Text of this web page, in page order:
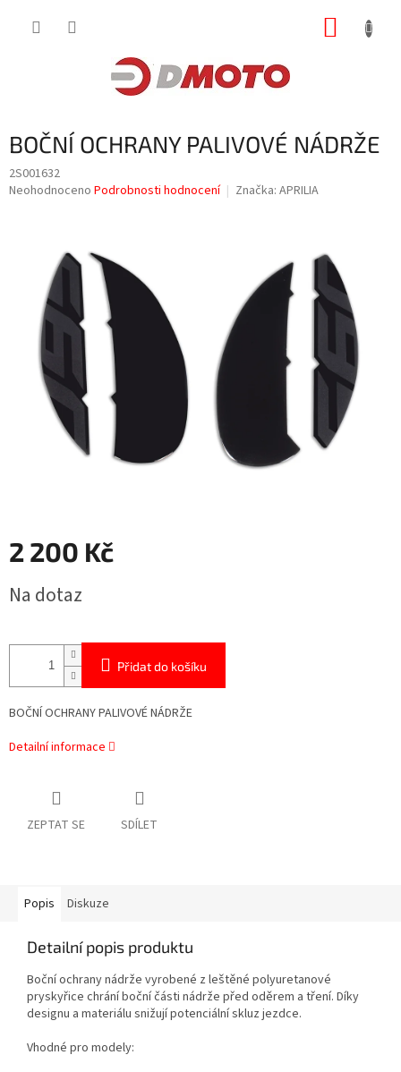
BOČNÍ OCHRANY PALIVOVÉ NÁDRŽE
2S001632
Průměrné
hvězdiček.
Neohodnoceno Podrobnosti hodnocení Značka: APRILIA
2 200 Kč
cena:
Na dotaz
Přidat do košíku
BOČNÍ OCHRANY PALIVOVÉ NÁDRŽE
Detailní informace
ZEPTAT SE SDÍLET
Popis Diskuze
Detailní popis produktu
Boční ochrany nádrže vyrobené z leštěné polyuretanové
pryskyřice chrání boční části nádrže před oděrem a tření. Díky
designu a materiálu snižují potenciální skluz jezdce.
Vhodné pro modely: